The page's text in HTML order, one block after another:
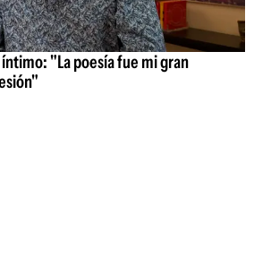
"La poesía fue mi gran